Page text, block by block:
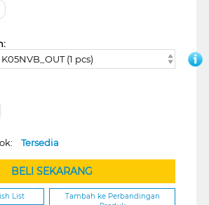
(1 pcs)
Tersedia
BELI SEKARANG
List
Tambah ke Perbandingan